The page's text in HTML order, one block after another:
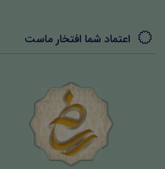
اعتماد شما افتخار ماست